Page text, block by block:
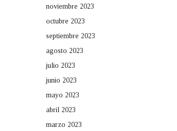
noviembre 2023
octubre 2023
septiembre 2023
agosto 2023
julio 2023
junio 2023
mayo 2023
abril 2023
marzo 2023